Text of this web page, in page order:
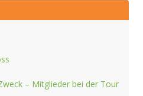
– Mitglieder bei der Tour